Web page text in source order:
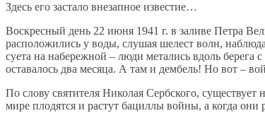
Здесь его застало внезапное известие…
Воскресный день 22 июня 1941 г. в заливе Петра
расположились у воды, слушая шелест волн,
суета на набережной – люди метались вдоль
оставалось два месяца. А там и дембель! Но вот –
По слову святителя Николая Сербского,
мире плодятся и растут бациллы войны, а когда они